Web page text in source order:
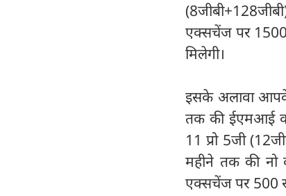
एक्सचेंज पर
मिलेगी।
इसके अलावा
तक की ईएमआई का
11 प्रो 5जी
महीने तक की नो
एक्सचेंज पर 500